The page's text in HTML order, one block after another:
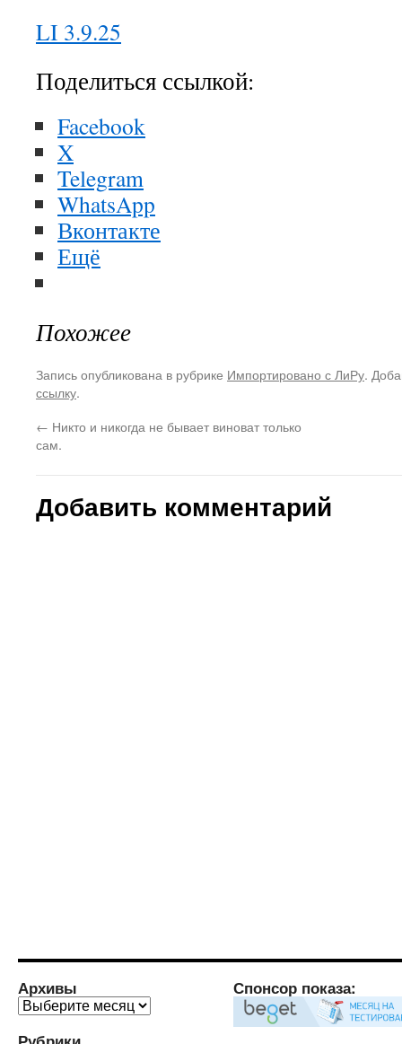
LI 3.9.25
Поделиться ссылкой:
Facebook
X
Telegram
WhatsApp
Вконтакте
Ещё
Похожее
Запись опубликована в рубрике Импортировано с ЛиРу.
ссылку.
← Никто и никогда не бывает виноват только
сам.
Добавить комментарий
Архивы
Архивы
Спонсор показа: